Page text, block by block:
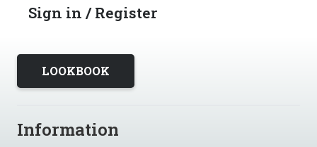
Sign in / Register
LOOKBOOK
Information